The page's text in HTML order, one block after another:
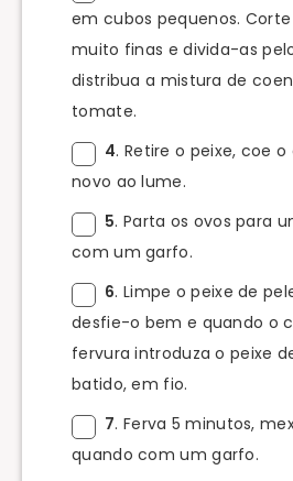
em cubos pequenos.
muito finas e divida-as
distribua a mistura de
tomate.
4. Retire o peixe, coe
novo ao lume.
5. Parta os ovos para
com um garfo.
6. Limpe o peixe de
desfie-o bem e quando o
fervura introduza o peixe
batido, em fio.
7. Ferva 5 minutos,
quando com um garfo.